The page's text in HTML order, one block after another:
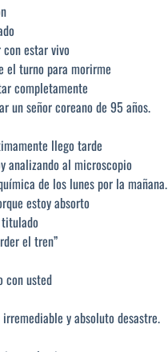
estar vivo
el turno para morirme
completamente
un señor coreano de 95 años.
llego tarde
analizando al microscopio
de los lunes por la mañana.
estoy absorto
el tren”
con usted
y absoluto desastre.